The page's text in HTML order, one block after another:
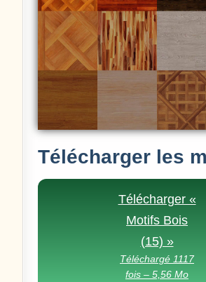
Télécharger les
Télécharger «
Motifs Bois
(15) »
Téléchargé 1117
fois – 5,56 Mo